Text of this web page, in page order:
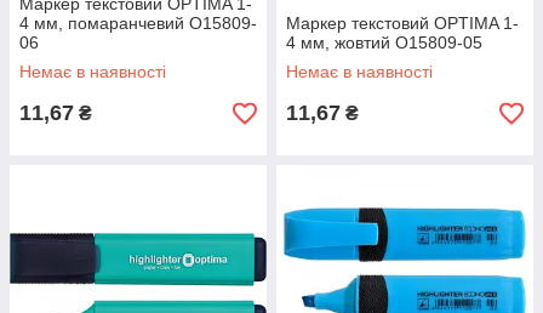
4 мм, помаранчевий О15809-
06
Немає в наявності
11,67 ₴
Маркер текстовий OPTIMA 1-
4 мм, жовтий О15809-05
Немає в наявності
11,67 ₴